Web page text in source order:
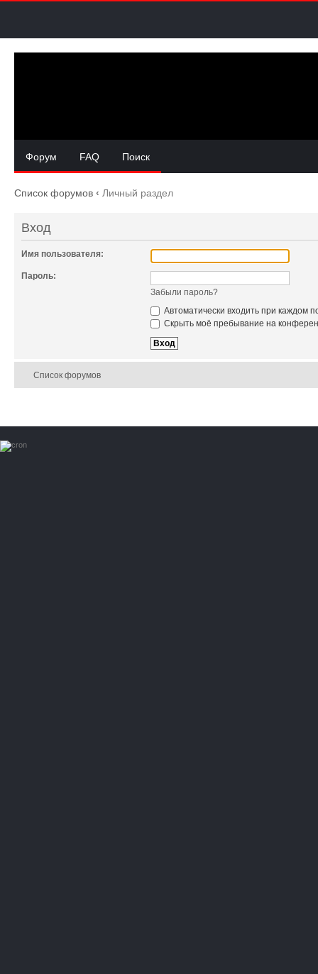
Форум FAQ Поиск
Список форумов ‹ Личный раздел
Вход
Имя пользователя:
Пароль:
Забыли пароль?
Автоматически входить при каждом
Скрыть моё пребывание на
Список форумов